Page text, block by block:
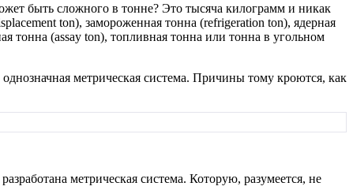
быть сложного в тонне? Это тысяча килограмм и никак
ton), замороженная тонна (refrigeration ton), ядерная
тонна (assay ton), топливная тонна или тонна в угольном
метрическая система. Причины тому кроются, как
метрическая система. Которую, разумеется, не